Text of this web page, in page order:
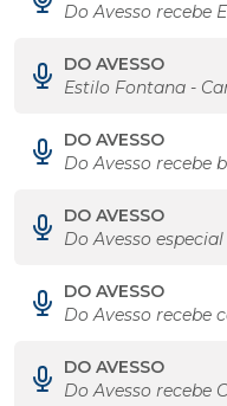
Do Avesso recebe
DO AVESSO
Estilo Fontana -
DO AVESSO
Do Avesso recebe
DO AVESSO
Do Avesso
DO AVESSO
Do Avesso recebe
DO AVESSO
Do Avesso recebe